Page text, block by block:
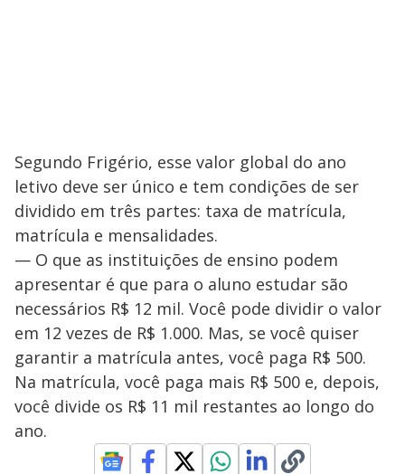
Segundo Frigério, esse valor global do ano
letivo deve ser único e tem condições de ser
dividido em três partes: taxa de matrícula,
matrícula e mensalidades.
— O que as instituições de ensino podem
apresentar é que para o aluno estudar são
necessários R$ 12 mil. Você pode dividir o valor
em 12 vezes de R$ 1.000. Mas, se você quiser
garantir a matrícula antes, você paga R$ 500.
Na matrícula, você paga mais R$ 500 e, depois,
você divide os R$ 11 mil restantes ao longo do
ano.